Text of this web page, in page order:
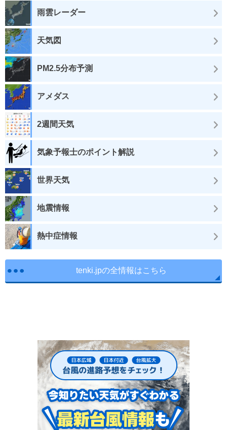
雨雲レーダー
天気図
PM2.5分布予測
アメダス
2週間天気
気象予報士のポイント解説
世界天気
地震情報
熱中症情報
tenki.jpの全情報はこちら